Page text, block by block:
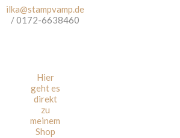
ilka@stampvamp.de
/ 0172-6638460
Hier
geht es
direkt
zu
meinem
Shop